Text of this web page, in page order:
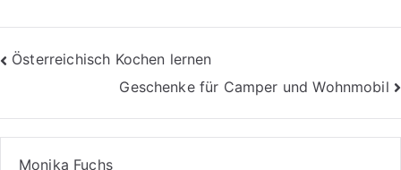
Beitragsnavigation
Österreichisch Kochen lernen
Geschenke für Camper und Wohnmobil
Monika Fuchs